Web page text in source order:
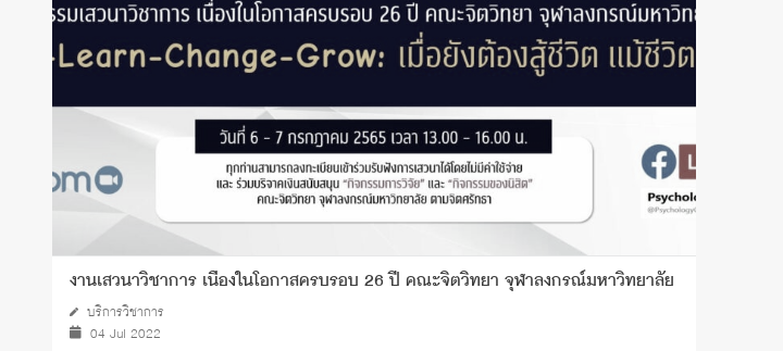
งานเสวนาวิชาการ เนื่องในโอกาสครบรอบ 26 ปี คณะจิตวิทยา จุฬาลงกรณ์มหาวิทยาลัย
บริการวิชาการ
04 Jul 2022